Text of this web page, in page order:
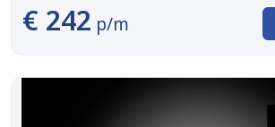
€ 242 p/m